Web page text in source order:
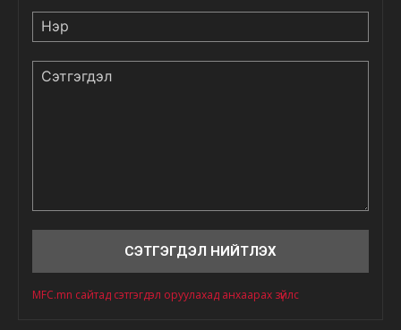
MFC.mn сайтад сэтгэгдэл оруулахад анхаарах зүйлс